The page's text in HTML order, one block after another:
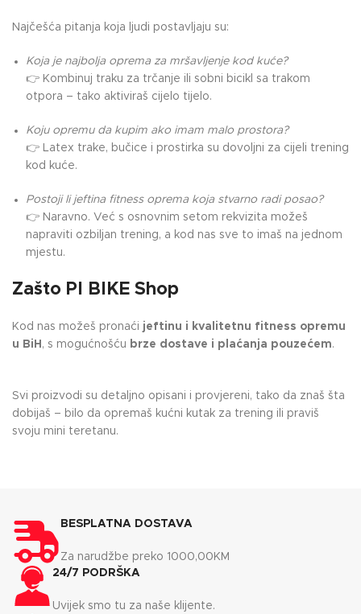
Najčešća pitanja koja ljudi postavljaju su:
Koja je najbolja oprema za mršavljenje kod kuće?
👉 Kombinuj traku za trčanje ili sobni bicikl sa trakom
otpora – tako aktiviraš cijelo tijelo.
Koju opremu da kupim ako imam malo prostora?
👉 Latex trake, bučice i prostirka su dovoljni za cijeli trening
kod kuće.
Postoji li jeftina fitness oprema koja stvarno radi posao?
👉 Naravno. Već s osnovnim setom rekvizita možeš
napraviti ozbiljan trening, a kod nas sve to imaš na jednom
mjestu.
Zašto PI BIKE Shop
Kod nas možeš pronaći jeftinu i kvalitetnu fitness opremu
u BiH , s mogućnošću brze dostave i plaćanja pouzećem.
Svi proizvodi su detaljno opisani i provjereni, tako da znaš šta
dobijaš – bilo da opremaš kućni kutak za trening ili praviš
svoju mini teretanu.
BESPLATNA DOSTAVA
Za narudžbe preko 1000,00KM
24/7 PODRŠKA
Uvijek smo tu za naše klijente.